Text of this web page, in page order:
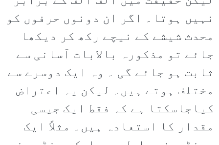
نہیں ہوتا۔ اگر ان دونوں حرفوں کو
محدث شیشے کے نیچے رکھ کر دیکھا
جائے تو مذکورہ بالابات آسانی سے
ثابت ہو جائے گی ۔ وہ ایک دوسرے سے
مختلف ہوتے ہیں۔ لیکن یہ اعتراض
کیاجاسکتا ہے کہ فقط ایک جیسی
مقدار کا استعادہ ہیں۔ مثلاً ایک